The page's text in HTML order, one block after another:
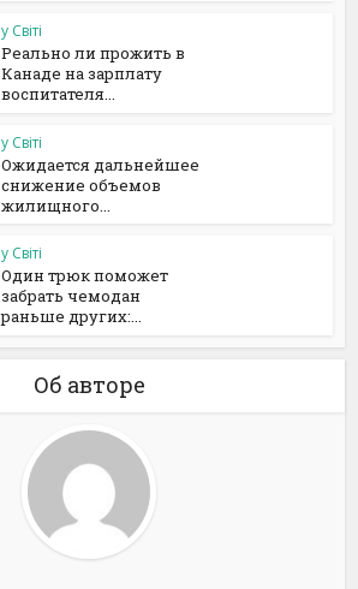
у Світі
Реально ли прожить в
Канаде на зарплату
воспитателя...
у Світі
Ожидается дальнейшее
снижение объемов
жилищного...
у Світі
Один трюк поможет
забрать чемодан
раньше других:...
Об авторе